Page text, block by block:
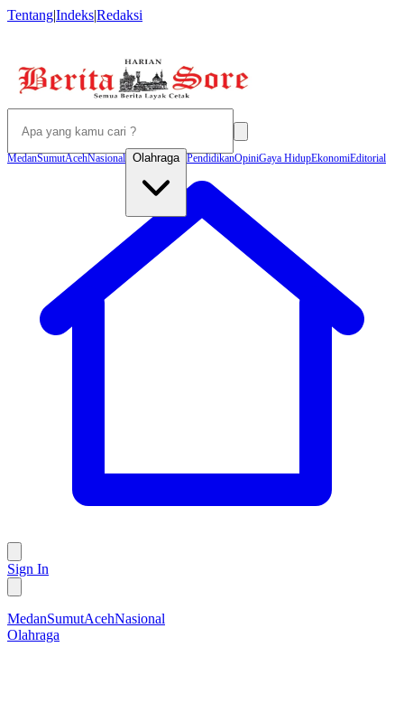
Tentang|Indeks|Redaksi
MedanSumutAcehNasional Olahraga PendidikanOpiniGaya HidupEkonomiEditorial
Sign In
MedanSumutAcehNasional
Olahraga